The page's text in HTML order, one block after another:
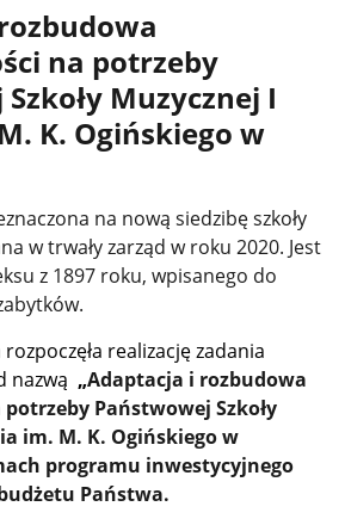
na potrzeby
Muzycznej I
K. Ogińskiego w
na nową siedzibę szkoły
w trwały zarząd w roku 2020. Jest
z 1897 roku, wpisanego do
rozpoczęła realizację zadania
nazwą „Adaptacja i rozbudowa
Państwowej Szkoły
im. M. K. Ogińskiego w
programu inwestycyjnego
Państwa.